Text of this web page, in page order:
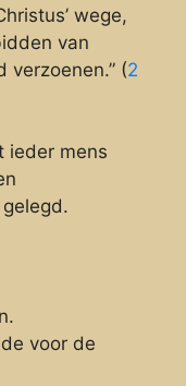
wege,
van
verzoenen.” (2
ieder mens
voor de